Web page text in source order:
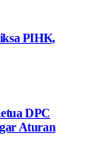
PIHK,
DPC
Aturan